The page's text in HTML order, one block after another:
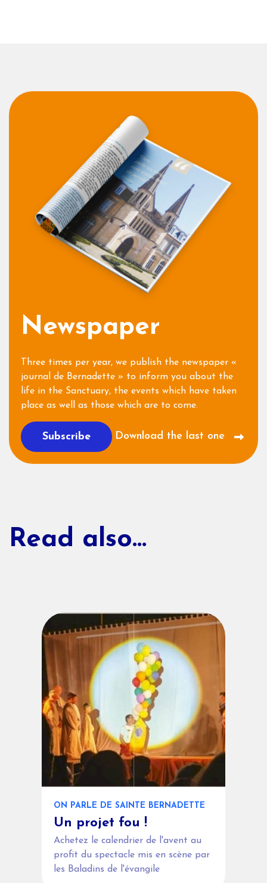
Newspaper
Three times per year, we publish the newspaper «
journal de Bernadette » to inform you about the
life in the Sanctuary, the events which have taken
place as well as those which are to come.
Subscribe Download the last one
Read also...
ON PARLE DE SAINTE BERNADETTE
Un projet fou !
Achetez le calendrier de l'avent au
profit du spectacle mis en scène par
les Baladins de l'évangile